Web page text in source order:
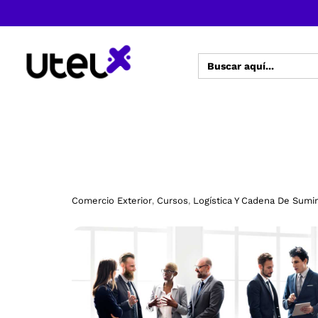
Buscar:
Comercio Exterior, Cursos, Logística Y Cadena De